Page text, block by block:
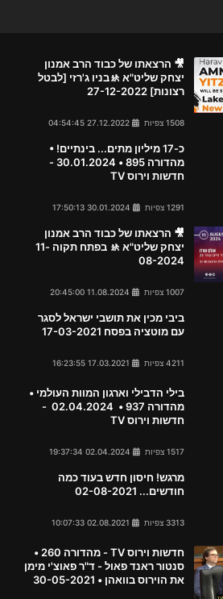
🎥 הרצאתו של כבוד הרב אמנון
יצחק שליט"א 🚸בניו ג'רזי [לבטל
רצונות] 27-12-2022
1508 צפיות
כ-17 מיליון מתים... בינתיים! •
מהדורה 895 • 30.01.2024 -
חדשות וירוס TV
1291 צפיות
🎥 הרצאתו של כבוד הרב אמנון
יצחק שליט"א 🚸 בפתח תקוה 11-
08-2024
1007 צפיות
ביבי מכין את תושבי ישראל לסגר
עם מוטציה בפסח 17-03-2021
4211 צפיות
בילי הדבילי וארגון המוות העולמי •
מהדורה 937 • 02.04.2024 -
חדשות וירוס TV
1517 צפיות
מרגש! חיסון חדש בעוד כמה
חודשים... 02-08-2021
3313 צפיות
חדשות וירוס TV - מהדורה 260 •
סנטור ראנד פאול - ד"ר פאוצ'י מימן
את הוירוס בוואהן • 30-05-2021